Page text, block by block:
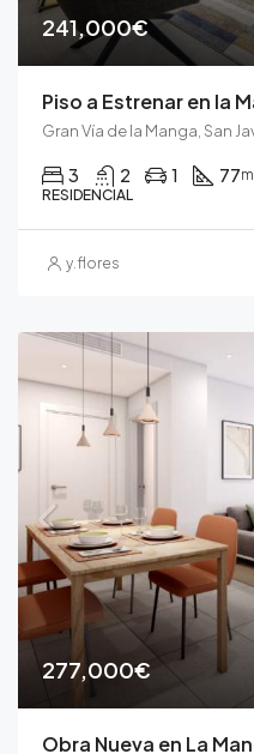
241,000€
Gran Vía de la Manga, San
3 2 1 77
RESIDENCIAL
y.flores
277,000€
Obra Nueva en La